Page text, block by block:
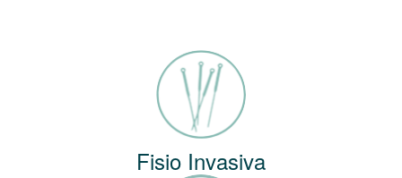
Fisio Invasiva